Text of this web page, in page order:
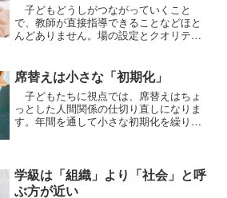
子どもどうしがつながっていくこと
で、教師が直接指導できることなどほと
んどありません。場の設定とクオリティ
席替えは小さな「初期化」
子どもたちに視点では、席替えはちょ
っとした人間関係の仕切り直しになりま
す。年間を通して小さな初期化を繰り返
学級は「組織」より「社会」と呼
ぶ方が近い